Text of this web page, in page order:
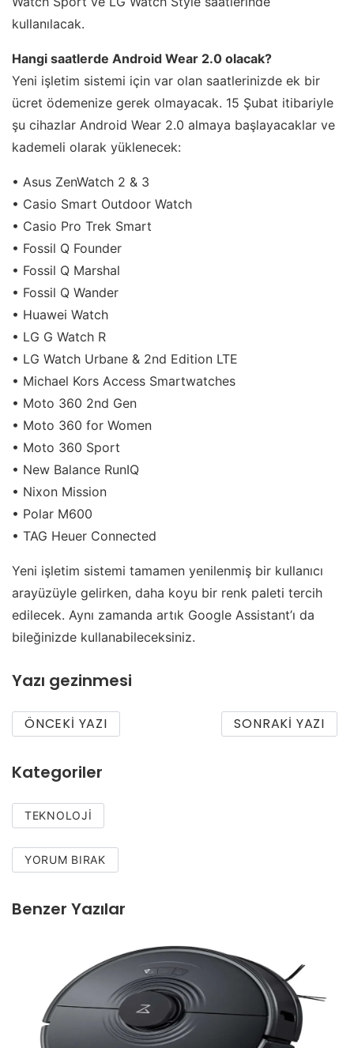
kullanılacak.
Hangi saatlerde Android Wear 2.0 olacak?
Yeni işletim sistemi için var olan saatlerinizde ek bir
ücret ödemenize gerek olmayacak. 15 Şubat itibariyle
şu cihazlar Android Wear 2.0 almaya başlayacaklar ve
kademeli olarak yüklenecek:
• Asus ZenWatch 2 & 3
• Casio Smart Outdoor Watch
• Casio Pro Trek Smart
• Fossil Q Founder
• Fossil Q Marshal
• Fossil Q Wander
• Huawei Watch
• LG G Watch R
• LG Watch Urbane & 2nd Edition LTE
• Michael Kors Access Smartwatches
• Moto 360 2nd Gen
• Moto 360 for Women
• Moto 360 Sport
• New Balance RunIQ
• Nixon Mission
• Polar M600
• TAG Heuer Connected
Yeni işletim sistemi tamamen yenilenmiş bir kullanıcı
arayüzüyle gelirken, daha koyu bir renk paleti tercih
edilecek. Aynı zamanda artık Google Assistant’ı da
bileğinizde kullanabileceksiniz.
Yazı gezinmesi
ÖNCEKI YAZI SONRAKI YAZI
Kategoriler
TEKNOLOJI
YORUM BIRAK
Benzer Yazılar